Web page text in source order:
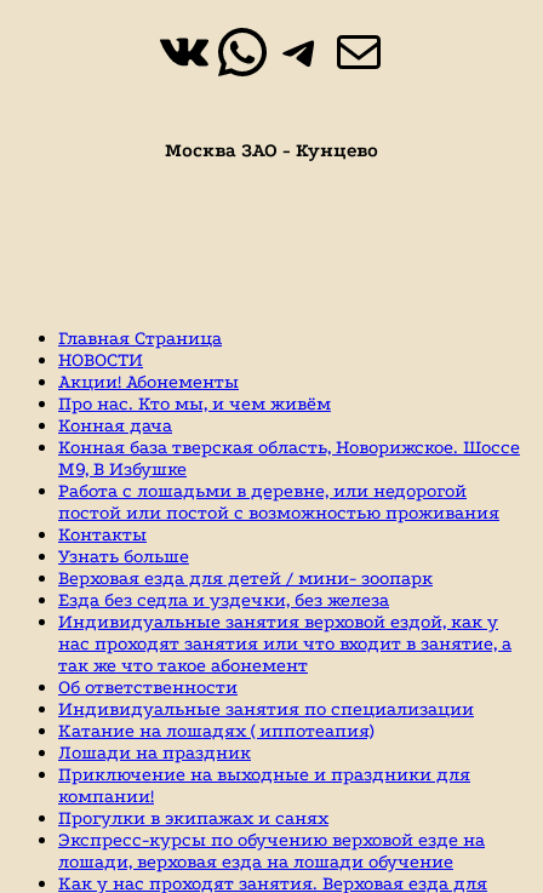
ВКонтакте
WhatsApp
https://
Почта
Москва ЗАО - Кунцево
Главная Страница
НОВОСТИ
Акции! Абонементы
Про нас. Кто мы, и чем живём
Конная дача
Конная база тверская область, Новорижское. Шоссе
М9, В Избушке
Работа с лошадьми в деревне, или недорогой
постой или постой с возможностью проживания
Контакты
Узнать больше
Верховая езда для детей / мини- зоопарк
Езда без седла и уздечки, без железа
Индивидуальные занятия верховой ездой, как у
нас проходят занятия или что входит в занятие, а
так же что такое абонемент
Об ответственности
Индивидуальные занятия по специализации
Катание на лошадях ( иппотеапия)
Лошади на праздник
Приключение на выходные и праздники для
компании!
Прогулки в экипажах и санях
Экспресс-курсы по обучению верховой езде на
лошади, верховая езда на лошади обучение
Как у нас проходят занятия. Верховая езда для